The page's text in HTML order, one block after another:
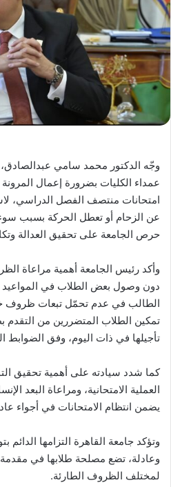
وجّه الدكتور محمد سامي عبدالصادق،
عمداء الكليات بضرورة إعمال
امتحانات منتصف الفصل الدراسي،
عن الزحام أو تعطل الحركة بسبب سوء
حرص الجامعة على تحقيق العدالة
وأكد رئيس الجامعة أهمية مراعاة
دون وصول بعض الطلاب في
الطالب في عدم تحمّل تبعات ظروف
تمكين الطلاب المتضررين من التقدم
تأجيلها في ذات اليوم، وفق الضوابط
كما شدد سيادته على أهمية تحقيق
العملية الامتحانية، ومراعاة البعد
يضمن انتظام الامتحانات في أجواء
وتؤكد جامعة القاهرة التزامها الدائم
وعادلة، تضع مصلحة طلابها في مقدمة
لمختلف الظروف الطارئة.